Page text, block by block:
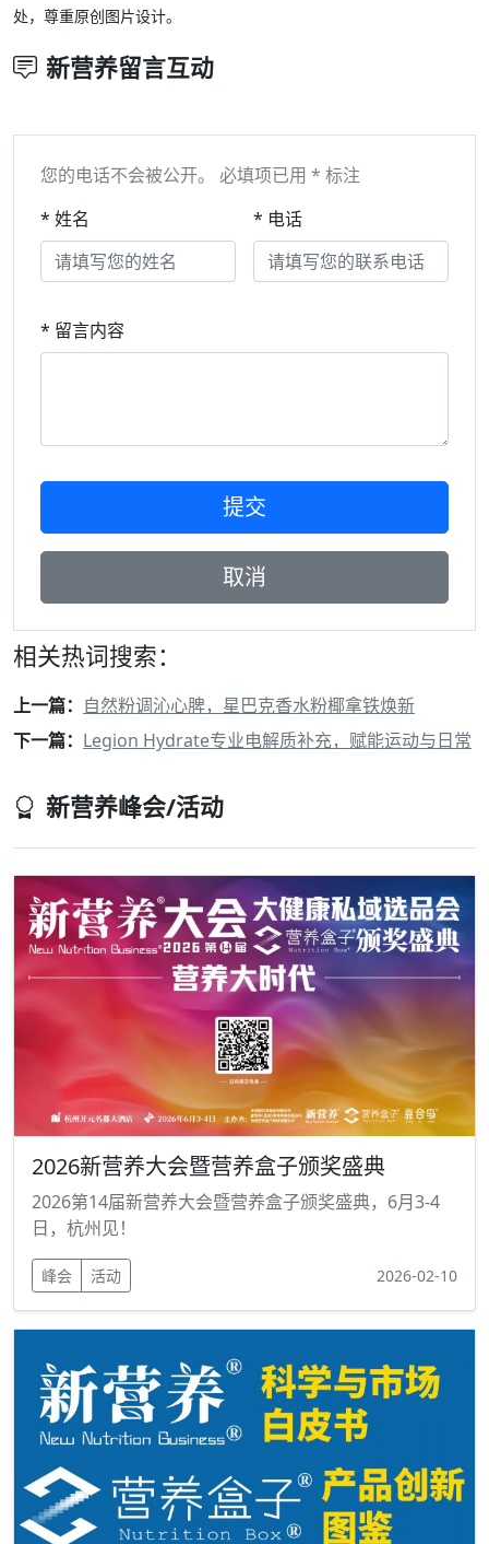
处，尊重原创图片设计。
新营养留言互动
您的电话不会被公开。 必填项已用 * 标注
* 姓名
* 电话
* 留言内容
相关热词搜索：
上一篇： 自然粉调沁心脾，星巴克香水粉椰拿铁焕新
下一篇： Legion Hydrate专业电解质补充，赋能运动与日常​
新营养峰会/活动
2026新营养大会暨营养盒子颁奖盛典
2026第14届新营养大会暨营养盒子颁奖盛典，6月3-4
日，杭州见！
峰会 活动 2026-02-10